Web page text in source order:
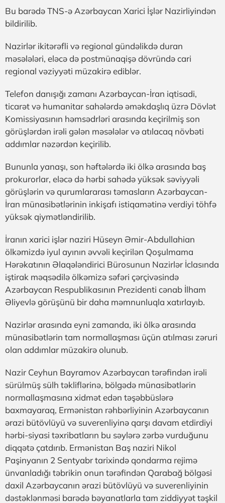
Bu barədə TNS-ə Azərbaycan Xarici İşlər Nazirliyindən
bildirilib.
Nazirlər ikitərəfli və regional gündəlikdə duran
məsələləri, eləcə də postmünaqişə dövründə cari
regional vəziyyəti müzakirə ediblər.
Telefon danışığı zamanı Azərbaycan-İran iqtisadi,
ticarət və humanitar sahələrdə əməkdaşlıq üzrə Dövlət
Komissiyasının həmsədrləri arasında keçirilmiş son
görüşlərdən irəli gələn məsələlər və atılacaq növbəti
addımlar nəzərdən keçirilib.
Bununla yanaşı, son həftələrdə iki ölkə arasında baş
prokurorlar, eləcə də hərbi sahədə yüksək səviyyəli
görüşlərin və qurumlararası təmasların Azərbaycan-
İran münasibətlərinin inkişafı istiqamətinə verdiyi töhfə
yüksək qiymətləndirilib.
İranın xarici işlər naziri Hüseyn Əmir-Abdullahian
ölkəmizdə iyul ayının əvvəli keçirilən Qoşulmama
Hərəkatının Əlaqələndirici Bürosunun Nazirlər İclasında
iştirak məqsədilə ölkəmizə səfəri çərçivəsində
Azərbaycan Respublikasının Prezidenti cənab İlham
Əliyevlə görüşünü bir daha məmnunluqla xatırlayıb.
Nazirlər arasında eyni zamanda, iki ölkə arasında
münasibətlərin tam normallaşması üçün atılması zəruri
olan addımlar müzakirə olunub.
Nazir Ceyhun Bayramov Azərbaycan tərəfindən irəli
sürülmüş sülh təkliflərinə, bölgədə münasibətlərin
normallaşmasına xidmət edən təşəbbüslərə
baxmayaraq, Ermənistan rəhbərliyinin Azərbaycanın
ərazi bütövlüyü və suverenliyinə qarşı davam etdirdiyi
hərbi-siyasi təxribatların bu səylərə zərbə vurduğunu
diqqətə çatdırıb. Ermənistan Baş naziri Nikol
Paşinyanın 2 Sentyabr tarixində qondarma rejimə
ünvanladığı təbrikin onun tərəfindən Qarabağ bölgəsi
daxil Azərbaycanın ərazi bütövlüyü və suverenliyinin
dəstəklənməsi barədə bəyanatlarla tam ziddiyyət təşkil